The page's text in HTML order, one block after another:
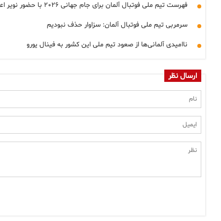
فهرست تیم ملی فوتبال آلمان برای جام جهانی ۲۰۲۶ با حضور نویر اعلام شد
سرمربی تیم ملی فوتبال آلمان: سزاوار حذف نبودیم
ناامیدی آلمانی‌ها از صعود تیم ملی این کشور به فینال یورو
ارسال نظر